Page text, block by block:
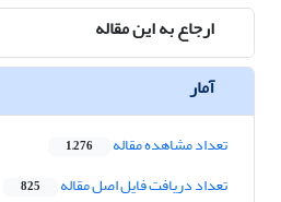
ارجاع به این مقاله
آمار
تعداد مشاهده مقاله 1,276
تعداد دریافت فایل اصل مقاله 825